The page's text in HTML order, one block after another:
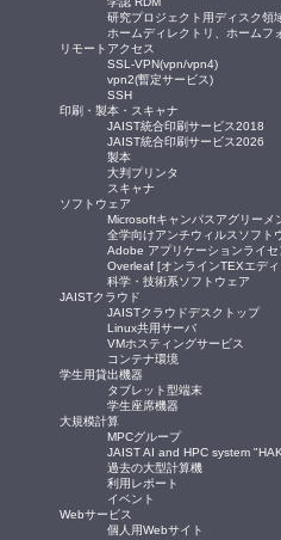
研究プロジェクト用ディスク領
ホームディレクトリ、ホームフ
リモートアクセス
SSL-VPN(vpn/vpn4)
vpn2(暫定サービス)
SSH
印刷・製本・スキャナ
JAIST統合印刷サービス2018
JAIST統合印刷サービス2026
製本
大判プリンタ
スキャナ
ソフトウェア
Microsoftキャンパスアグリーメ
全学向けアンチウィルスソフ
Adobe アプリケーションライセ
Overleaf [オンラインTEXエディ
科学・技術系ソフトウェア
JAISTクラウド
JAISTクラウドデスクトップ
Linux共用サーバ
VMホスティングサービス
コンテナ環境
学生用貸出機器
タブレット型端末
学生座席機器
大規模計算
MPCグループ
JAIST AI and HPC system
過去の大型計算機
利用レポート
イベント
Webサービス
個人用Webサイト